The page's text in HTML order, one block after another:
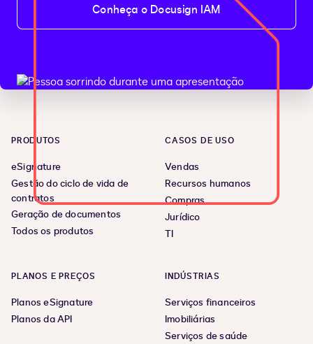
Conheça o Docusign IAM
PRODUTOS
eSignature
Gestão do ciclo de vida de
contratos
Geração de documentos
Todos os produtos
CASOS DE USO
Vendas
Recursos humanos
Compras
Jurídico
TI
PLANOS E PREÇOS
Planos eSignature
Planos da API
INDÚSTRIAS
Serviços financeiros
Imobiliárias
Serviços de saúde